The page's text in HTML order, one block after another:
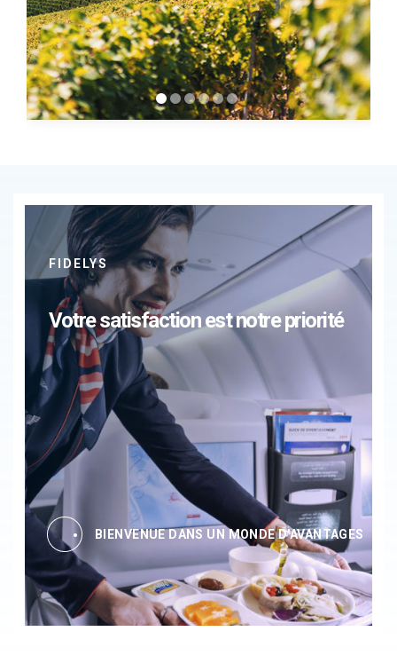
FIDELYS
Votre satisfaction est notre priorité
BIENVENUE DANS UN MONDE D'AVANTAGES